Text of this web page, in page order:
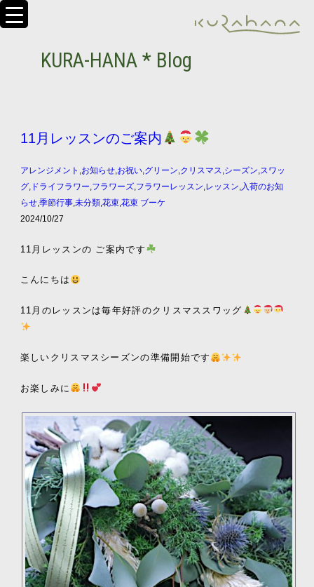
KURA-HANA * Blog
11月レッスンのご案内
アレンジメント ,お知らせ,お祝い,グリーン,クリスマス,シーズン,スワッ
グ,ドライフラワー,フラワーズ,フラワーレッスン,レッスン,入荷のお知
らせ,季節行事,未分類,花束,花束 ブーケ
2024/10/27
11月レッスンの ご案内です
こんにちは
11月のレッスンは毎年好評のクリスマススワッグ
楽しいクリスマスシーズンの準備開始です
お楽しみに